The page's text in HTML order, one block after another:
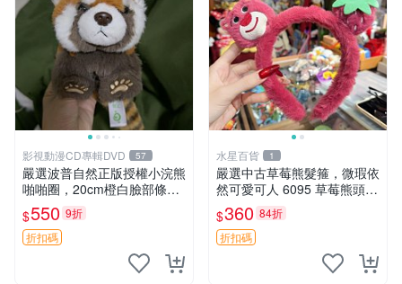
影視動漫CD專輯DVD 57
嚴選波普自然正版授權小浣熊
啪啪圈，20cm橙白臉部條紋
清晰，毛絨超萌贈品推薦。
小浣熊 波普 圈環
$550 9折
折扣碼
水星百貨 1
嚴選中古草莓熊髮箍，微瑕依
然可愛可人 6095 草莓熊頭飾
中古髮圈 熊寶 寶寶 娃娃熊髮
箍 中古收藏 玩具髮夾
$360 84折
折扣碼